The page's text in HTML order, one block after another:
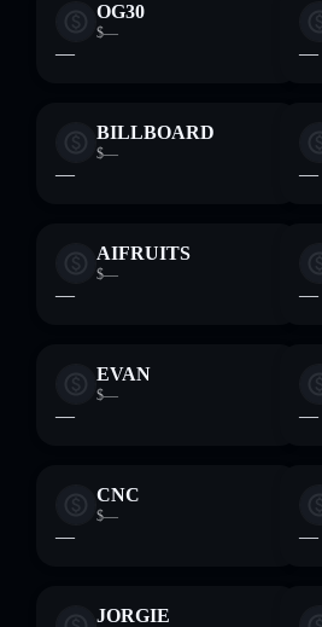
OG30
$—
— —
BILLBOARD
$—
— —
AIFRUITS
$—
— —
EVAN
$—
— —
CNC
$—
— —
JORGIE